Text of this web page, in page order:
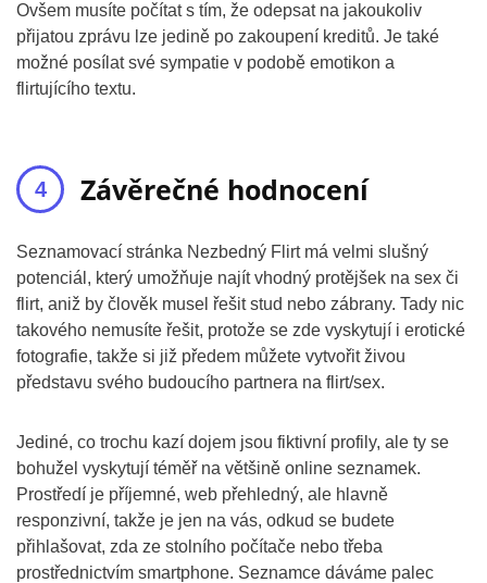
Ovšem musíte počítat s tím, že odepsat na jakoukoliv
přijatou zprávu lze jedině po zakoupení kreditů. Je také
možné posílat své sympatie v podobě emotikon a
flirtujícího textu.
Závěrečné hodnocení
Seznamovací stránka Nezbedný Flirt má velmi slušný
potenciál, který umožňuje najít vhodný protějšek na sex či
flirt, aniž by člověk musel řešit stud nebo zábrany. Tady nic
takového nemusíte řešit, protože se zde vyskytují i erotické
fotografie, takže si již předem můžete vytvořit živou
představu svého budoucího partnera na flirt/sex.
Jediné, co trochu kazí dojem jsou fiktivní profily, ale ty se
bohužel vyskytují téměř na většině online seznamek.
Prostředí je příjemné, web přehledný, ale hlavně
responzivní, takže je jen na vás, odkud se budete
přihlašovat, zda ze stolního počítače nebo třeba
prostřednictvím smartphone. Seznamce dáváme palec